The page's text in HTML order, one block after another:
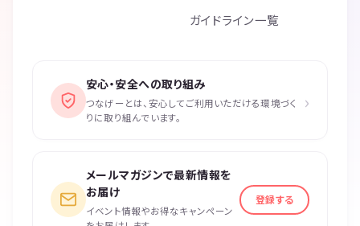
ガイドライン一覧
安心・安全への取り組み
つなげーとは、安心してご利用いただける環境づく
りに取り組んでいます。
›
メールマガジンで最新情報を
お届け
イベント情報やお得なキャンペーン
登録する